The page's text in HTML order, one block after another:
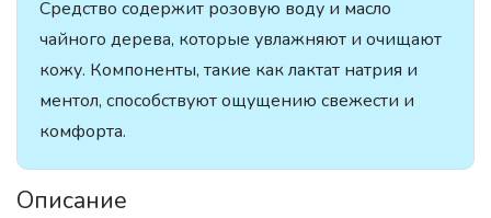
Средство содержит розовую воду и масло
чайного дерева, которые увлажняют и очищают
кожу. Компоненты, такие как лактат натрия и
ментол, способствуют ощущению свежести и
комфорта.
Описание